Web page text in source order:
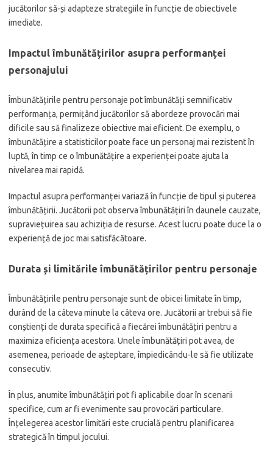
jucătorilor să-și adapteze strategiile în funcție de obiectivele
imediate.
Impactul îmbunătățirilor asupra performanței
personajului
Îmbunătățirile pentru personaje pot îmbunătăți semnificativ
performanța, permițând jucătorilor să abordeze provocări mai
dificile sau să finalizeze obiective mai eficient. De exemplu, o
îmbunătățire a statisticilor poate face un personaj mai rezistent în
luptă, în timp ce o îmbunătățire a experienței poate ajuta la
nivelarea mai rapidă.
Impactul asupra performanței variază în funcție de tipul și puterea
îmbunătățirii. Jucătorii pot observa îmbunătățiri în daunele cauzate,
supraviețuirea sau achiziția de resurse. Acest lucru poate duce la o
experiență de joc mai satisfăcătoare.
Durata și limitările îmbunătățirilor pentru personaje
Îmbunătățirile pentru personaje sunt de obicei limitate în timp,
durând de la câteva minute la câteva ore. Jucătorii ar trebui să fie
conștienți de durata specifică a fiecărei îmbunătățiri pentru a
maximiza eficiența acestora. Unele îmbunătățiri pot avea, de
asemenea, perioade de așteptare, împiedicându-le să fie utilizate
consecutiv.
În plus, anumite îmbunătățiri pot fi aplicabile doar în scenarii
specifice, cum ar fi evenimente sau provocări particulare.
Înțelegerea acestor limitări este crucială pentru planificarea
strategică în timpul jocului.